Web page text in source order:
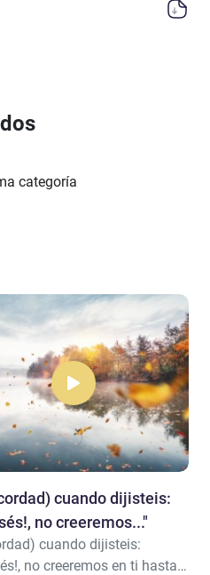
categoría
cuando dijisteis:
no creeremos..."
cuando dijisteis:
no creeremos en ti hasta